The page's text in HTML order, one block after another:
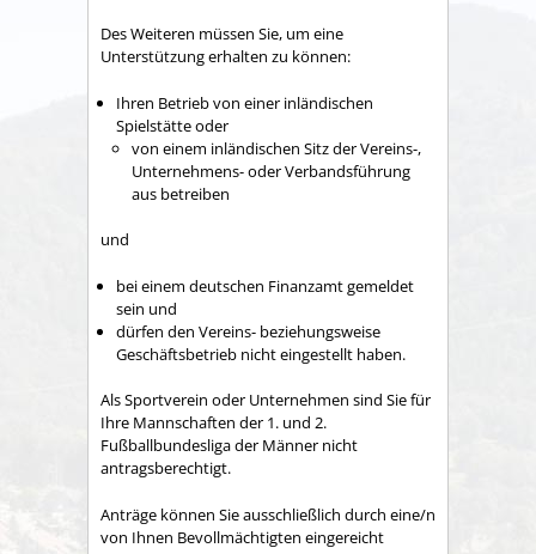
Des Weiteren müssen Sie, um eine
Unterstützung erhalten zu können:
Ihren Betrieb von einer inländischen
Spielstätte oder
von einem inländischen Sitz der Vereins-,
Unternehmens- oder Verbandsführung
aus betreiben
und
bei einem deutschen Finanzamt gemeldet
sein und
dürfen den Vereins- beziehungsweise
Geschäftsbetrieb nicht eingestellt haben.
Als Sportverein oder Unternehmen sind Sie für
Ihre Mannschaften der 1. und 2.
Fußballbundesliga der Männer nicht
antragsberechtigt.
Anträge können Sie ausschließlich durch eine/n
von Ihnen Bevollmächtigten eingereicht